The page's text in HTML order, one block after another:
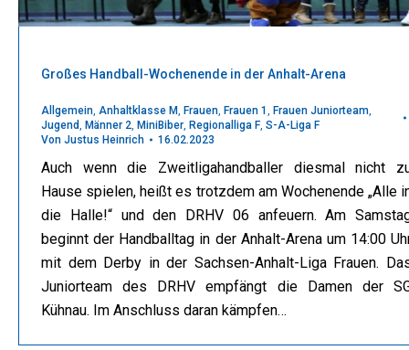
Großes Handball-Wochenende in der Anhalt-Arena
Allgemein, Anhaltklasse M, Frauen, Frauen 1 , Frauen Juniorteam,
Jugend, Männer 2, MiniBiber, Regionalliga F, S-A-Liga F
Von Justus Heinrich 16.02.2023
Auch wenn die Zweitligahandballer diesmal nicht
Hause spielen, heißt es trotzdem am Wochenende „Alle
die Halle!“ und den DRHV 06 anfeuern. Am
beginnt der Handballtag in der Anhalt-Arena um 14:00
mit dem Derby in der Sachsen-Anhalt-Liga Frauen.
Juniorteam des DRHV empfängt die Damen der
Kühnau. Im Anschluss daran kämpfen…